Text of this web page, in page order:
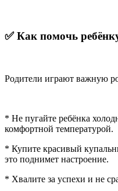
✅Как помочь
Родители играют важную
* Не пугайте ребёнка
комфортной температурой.
* Купите красивый
это поднимет настроение.
* Хвалите за успехи и не